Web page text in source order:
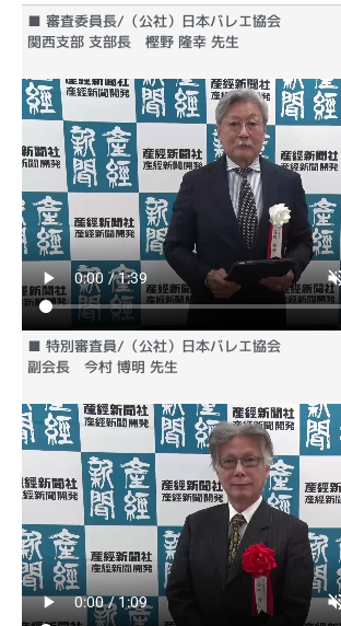
■ 審査委員長/（公社）日本バレエ協会
関西支部 支部長 樫野 隆幸 先生
■ 特別審査員/（公社）日本バレエ協会
副会長 今村 博明 先生